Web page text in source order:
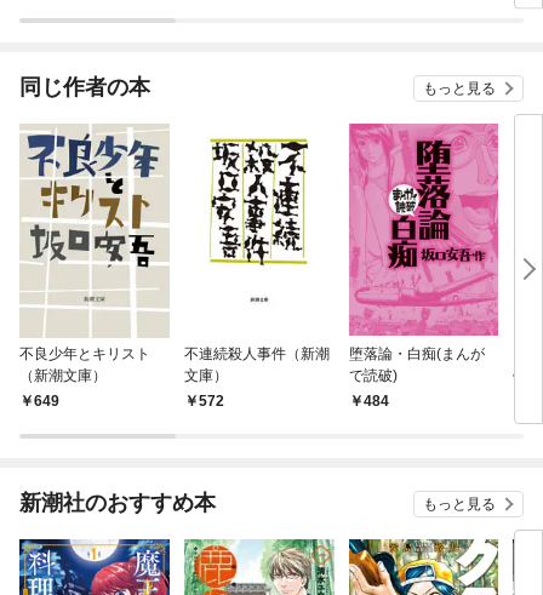
ぎ
同じ作者の本 もっと見る
不良少年とキリスト
（新潮文庫）
649
不連続殺人事件（新潮
文庫）
572
堕落論・白痴(まんが
で読破)
484
作
新潮社のおすすめ本 もっと見る